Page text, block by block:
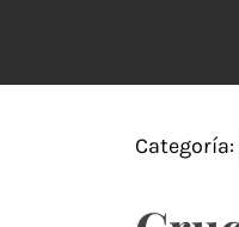
Categoría: